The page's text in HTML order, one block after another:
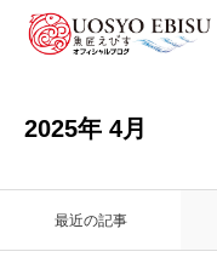
2025年 4月
最近の記事